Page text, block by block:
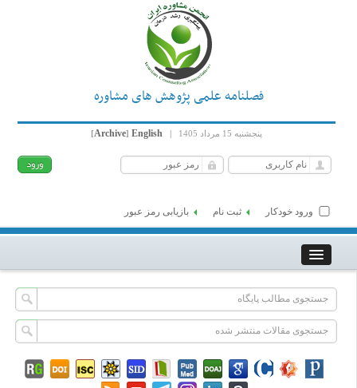
فصلنامه علمی پژوهش های مشاوره
پنجشنبه 15 مرداد 1405 |
English
[Archive]
ورود خودکار ثبت نام بازیابی رمز عبور